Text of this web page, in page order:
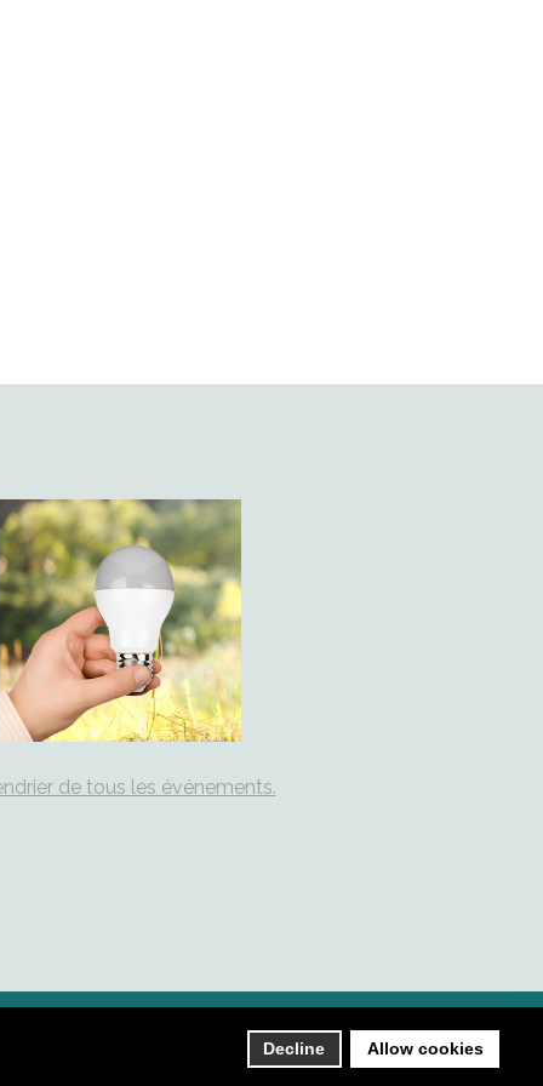
Decline Allow cookies
de tous les événements.
Plan du site Contact